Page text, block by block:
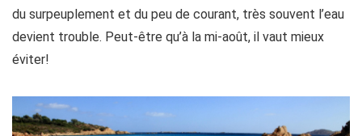
du surpeuplement et du peu de courant, très souvent l’eau
devient trouble. Peut-être qu’à la mi-août, il vaut mieux
éviter!